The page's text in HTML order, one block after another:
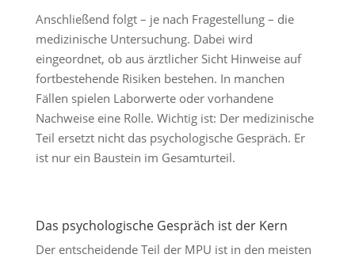
Anschließend folgt – je nach Fragestellung – die
medizinische Untersuchung. Dabei wird
eingeordnet, ob aus ärztlicher Sicht Hinweise auf
fortbestehende Risiken bestehen. In manchen
Fällen spielen Laborwerte oder vorhandene
Nachweise eine Rolle. Wichtig ist: Der medizinische
Teil ersetzt nicht das psychologische Gespräch. Er
ist nur ein Baustein im Gesamturteil.
Das psychologische Gespräch ist der Kern
Der entscheidende Teil der MPU ist in den meisten